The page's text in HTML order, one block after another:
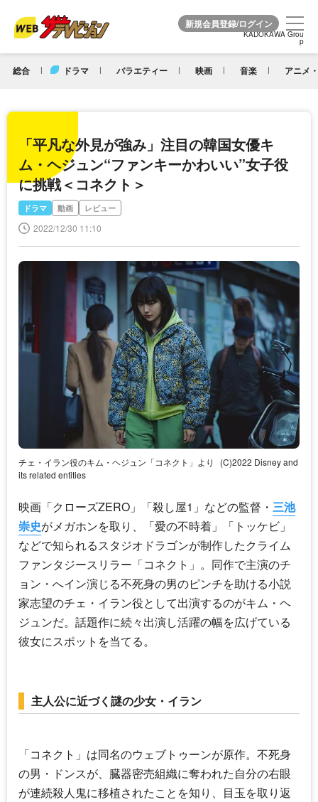
KADOKAWA Grou
p
総合 ドラマ バラエティー 映画 音楽 アニメ
KADOKAWA Grou
p
「平凡な外見が強み」注目の韓国女優キ
ム・ヘジュン“ファンキーかわいい”女子役
に挑戦＜コネクト＞
ドラマ 動画 レビュー
2022/12/30 11:10
チェ・イラン役のキム・ヘジュン「コネクト」より
(C)2022 Disney and
its related entities
映画「クローズZERO」「殺し屋1」などの監督・ 三池
崇史がメガホンを取り、「愛の不時着」「トッケビ」
などで知られるスタジオドラゴンが制作したクライム
ファンタジースリラー「コネクト」。同作で主演のチ
ョン・へイン演じる不死身の男のピンチを助ける小説
家志望のチェ・イラン役として出演するのがキム・ヘ
ジュンだ。話題作に続々出演し活躍の幅を広げている
彼女にスポットを当てる。
主人公に近づく謎の少女・イラン
「コネクト」は同名のウェブトゥーンが原作。不死身
の男・ドンスが、臓器密売組織に奪われた自分の右眼
が連続殺人鬼に移植されたことを知り、目玉を取り返